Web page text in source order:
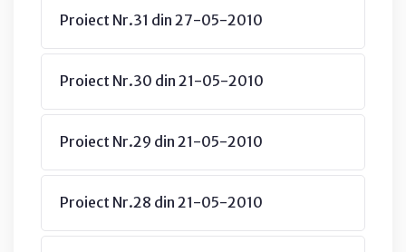
Proiect Nr.31 din 27-05-2010
Proiect Nr.30 din 21-05-2010
Proiect Nr.29 din 21-05-2010
Proiect Nr.28 din 21-05-2010